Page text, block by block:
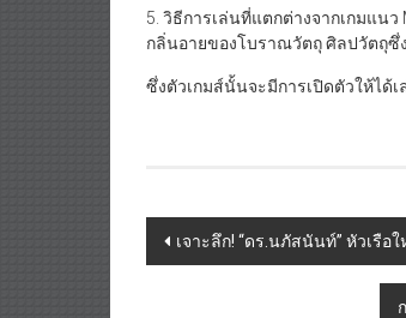
5. วิธีการเล่นที่แตกต่างจากเกมแน
กลิ่นอายของโบราณวัตถุ ศิลปวัตถุซึ่
ซึ่งตัวเกมส์นั้นจะมีการเปิดตัวให้ได้เ
Post
เจาะลึก! “ดร.นภัสนันท์” หัวเรือ